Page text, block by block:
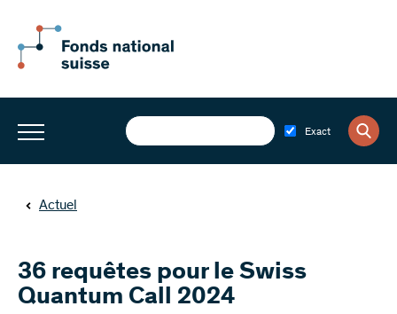
Exact
Actuel
36 requêtes pour le Swiss
Quantum Call 2024